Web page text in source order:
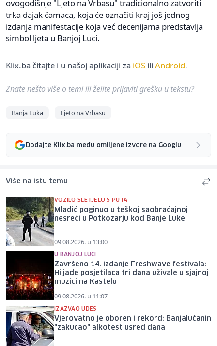
ovogodišnje "Ljeto na Vrbasu" tradicionalno zatvoriti
trka dajak čamaca, koja će označiti kraj još jednog
izdanja manifestacije koja već decenijama predstavlja
simbol ljeta u Banjoj Luci.
Klix.ba čitajte i u našoj aplikaciji za iOS ili Android.
Znate nešto više o temi ili želite prijaviti grešku u tekstu?
Banja Luka Ljeto na Vrbasu
Dodajte Klix.ba među omiljene izvore na Googlu
Više na istu temu
VOZILO SLETJELO S PUTA
Mladić poginuo u teškoj saobraćajnoj
nesreći u Potkozarju kod Banje Luke
09.08.2026. u 13:00
U BANJOJ LUCI
Završeno 14. izdanje Freshwave festivala:
Hiljade posjetilaca tri dana uživale u sjajnoj
muzici na Kastelu
09.08.2026. u 11:07
IZAZVAO UDES
Vjerovatno je oboren i rekord: Banjalučanin
"zakucao" alkotest usred dana